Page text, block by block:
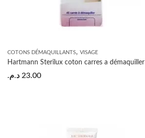
COTONS DÉMAQUILLANTS, VISAGE
Hartmann Sterilux coton carres a démaquiller
23.00 د.م.